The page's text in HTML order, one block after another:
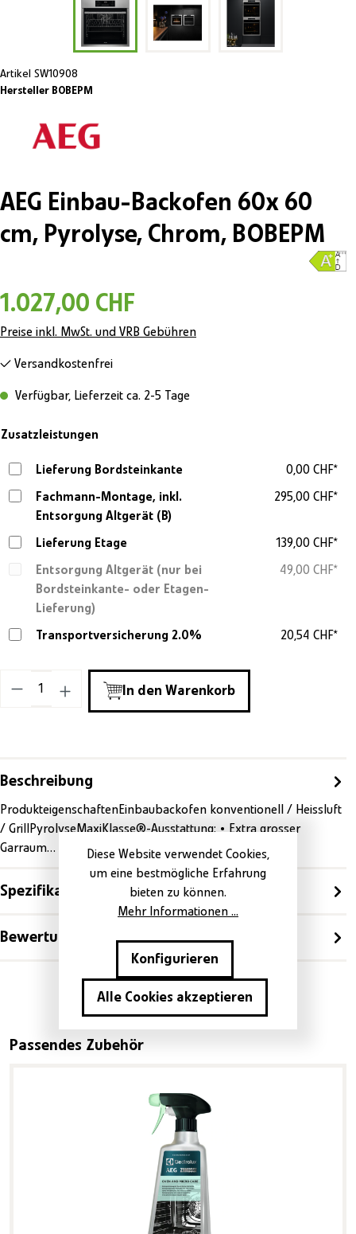
Artikel SW10908
Hersteller BOBEPM
AEG Einbau-Backofen 60x 60
cm, Pyrolyse, Chrom, BOBEPM
1.027,00 CHF
Preise inkl. MwSt. und VRB Gebühren
Versandkostenfrei
Verfügbar, Lieferzeit ca. 2-5 Tage
Zusatzleistungen
Lieferung Bordsteinkante 0,00 CHF*
Fachmann-Montage, inkl.
Entsorgung Altgerät (B)
295,00 CHF*
Lieferung Etage 139,00 CHF*
Entsorgung Altgerät (nur bei
Bordsteinkante- oder Etagen-
Lieferung)
49,00 CHF*
Transportversicherung 2.0% 20,54 CHF*
Produkt Anzahl: Gib den gewünschten Wert
In den Warenkorb
Beschreibung
ProdukteigenschaftenEinbaubackofen konventionell / Heissluft
/ GrillPyrolyseMaxiKlasse®-Ausstattung: • Extra grosser
Garraum…
Mehr
Spezifikationen
Bewertungen
Produktgalerie überspringen
Passendes Zubehör
Diese Website verwendet Cookies,
um eine bestmögliche Erfahrung
bieten zu können.
Mehr Informationen ...
Konfigurieren
Alle Cookies akzeptieren